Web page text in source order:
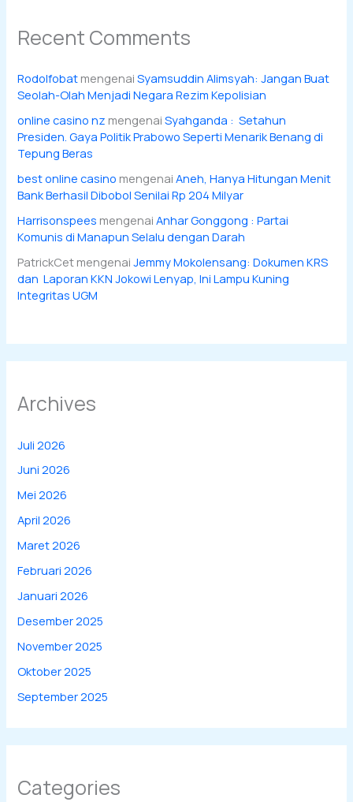
Recent Comments
Rodolfobat mengenaiSyamsuddin Alimsyah: Jangan Buat
Seolah-Olah Menjadi Negara Rezim Kepolisian
online casino nz mengenaiSyahganda : Setahun
Presiden. Gaya Politik Prabowo Seperti Menarik Benang di
Tepung Beras
best online casino mengenaiAneh, Hanya Hitungan Menit
Bank Berhasil Dibobol Senilai Rp 204 Milyar
Harrisonspees mengenaiAnhar Gonggong : Partai
Komunis di Manapun Selalu dengan Darah
PatrickCet mengenaiJemmy Mokolensang: Dokumen KRS
dan Laporan KKN Jokowi Lenyap, Ini Lampu Kuning
Integritas UGM
Archives
Juli 2026
Juni 2026
Mei 2026
April 2026
Maret 2026
Februari 2026
Januari 2026
Desember 2025
November 2025
Oktober 2025
September 2025
Categories